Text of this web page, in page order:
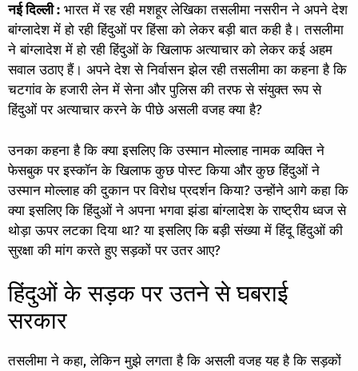
नई दिल्ली : भारत में रह रही मशहूर लेखिका तसलीमा नसरीन ने अपने देश
बांग्लादेश में हो रही हिंदुओं पर हिंसा को लेकर बड़ी बात कही है। तसलीमा
ने बांग्लादेश में हो रही हिंदुओं के खिलाफ अत्याचार को लेकर कई अहम
सवाल उठाए हैं। अपने देश से निर्वासन झेल रही तसलीमा का कहना है कि
चटगांव के हजारी लेन में सेना और पुलिस की तरफ से संयुक्त रूप से
हिंदुओं पर अत्याचार करने के पीछे असली वजह क्या है?
उनका कहना है कि क्या इसलिए कि उस्मान मोल्लाह नामक व्यक्ति ने
फेसबुक पर इस्कॉन के खिलाफ कुछ पोस्ट किया और कुछ हिंदुओं ने
उस्मान मोल्लाह की दुकान पर विरोध प्रदर्शन किया? उन्होंने आगे कहा कि
क्या इसलिए कि हिंदुओं ने अपना भगवा झंडा बांग्लादेश के राष्ट्रीय ध्वज से
थोड़ा ऊपर लटका दिया था? या इसलिए कि बड़ी संख्या में हिंदू हिंदुओं की
सुरक्षा की मांग करते हुए सड़कों पर उतर आए?
हिंदुओं के सड़क पर उतने से घबराई
सरकार
तसलीमा ने कहा, लेकिन मुझे लगता है कि असली वजह यह है कि सड़कों